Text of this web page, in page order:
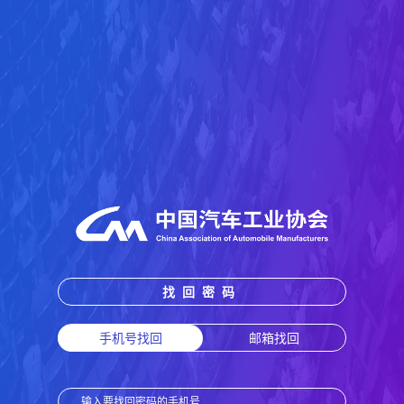
找回密码
手机号找回 邮箱找回